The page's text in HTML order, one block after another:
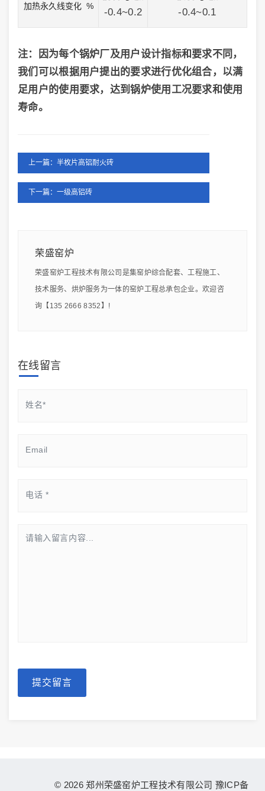
加热永久线变化 %
-0.4~0.2 -0.4~0.1
注： 因为每个锅炉厂及用户设计指标和要求不同，
我们可以根据用户提出的要求进行优化组合，以满
足用户的使用要求，达到锅炉使用工况要求和使用
寿命。
上一篇：半枚片高铝耐火砖
下一篇：一级高铝砖
荣盛窑炉
荣盛窑炉工程技术有限公司是集窑炉综合配套、工程施工、
技术服务、烘炉服务为一体的窑炉工程总承包企业。欢迎咨
询【135 2666 8352】!
在线留言
提交留言
© 2026 郑州荣盛窑炉工程技术有限公司 豫ICP备